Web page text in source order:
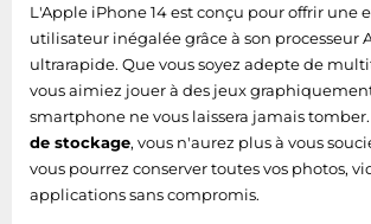
Certificat
DAS tête (UE) 0,98 W/kg
DAS corps (UE) 0,98 W/kg
DAS membre (UE) 2,98 W/kg
L'Apple iPhone 14 est conçu pour offrir une
utilisateur inégalée grâce à son processeur
ultrarapide. Que vous soyez adepte de
vous aimiez jouer à des jeux
smartphone ne vous laissera jamais tomber.
de stockage, vous n'aurez plus à vous
vous pourrez conserver toutes vos photos,
applications sans compromis.